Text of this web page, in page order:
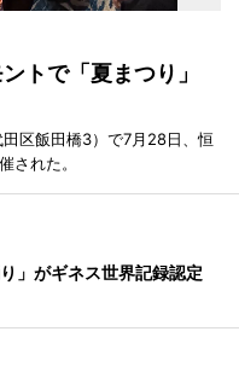
ントで「夏まつり」
区飯田橋3）で7月28日、恒
された。
」がギネス世界記録認定